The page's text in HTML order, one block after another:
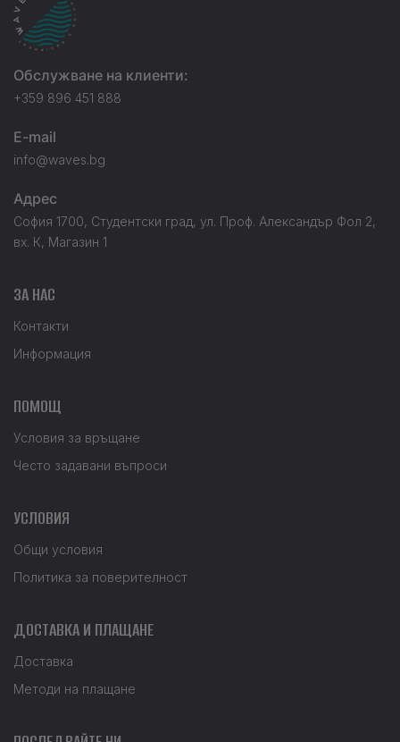
Обслужване на клиенти:
+359 896 451 888
E-mail
info@waves.bg
Адрес
София 1700, Студентски град, ул. Проф. Александър Фол 2,
вх. К, Магазин 1
ЗА НАС
Контакти
Информация
ПОМОЩ
Условия за връщане
Често задавани въпроси
УСЛОВИЯ
Общи условия
Политика за поверителност
ДОСТАВКА И ПЛАЩАНЕ
Доставка
Методи на плащане